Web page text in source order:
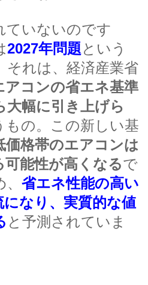
ていないのです
2027年問題という
それは、経済産業省
アコンの省エネ基準
大幅に引き上げら
もの。この新しい基
価格帯のエアコンは
能性が高くなるで
、省エネ性能の高い
なり、実質的な値
と予測されていま